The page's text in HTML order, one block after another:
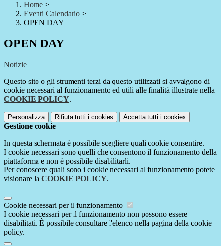
Home >
Eventi Calendario >
OPEN DAY
OPEN DAY
Notizie
Questo sito o gli strumenti terzi da questo utilizzati si avvalgono di
cookie necessari al funzionamento ed utili alle finalità illustrate nella
COOKIE POLICY.
Personalizza Rifiuta tutti i cookies Accetta tutti i cookies
Gestione cookie
In questa schermata è possibile scegliere quali cookie consentire.
I cookie necessari sono quelli che consentono il funzionamento della
piattaforma e non è possibile disabilitarli.
Per conoscere quali sono i cookie necessari al funzionamento potete
visionare la COOKIE POLICY.
Cookie necessari per il funzionamento
I cookie necessari per il funzionamento non possono essere
disabilitati. È possibile consultare l'elenco nella pagina della cookie
policy.